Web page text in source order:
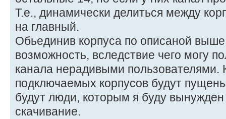
Т.е., динамически делиться между
на главный.
Обьединив корпуса по описаной
возможность, вследствие чего могу
канала нерадивыми пользователями.
подключаемых корпусов будут
будут люди, которым я буду
скачивание.